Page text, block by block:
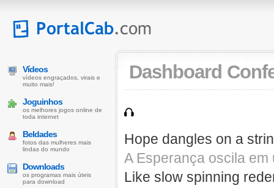
Dashboard
Hope dangles on a
A Esperança oscila em
Like slow spinning
Vídeos
vídeos engraçados, virais e
muito mais!
Joguinhos
os melhores jogos online de
toda internet
Beldades
fotos das mulheres mais
lindas do mundo
Downloads
os programas mais úteis
para download